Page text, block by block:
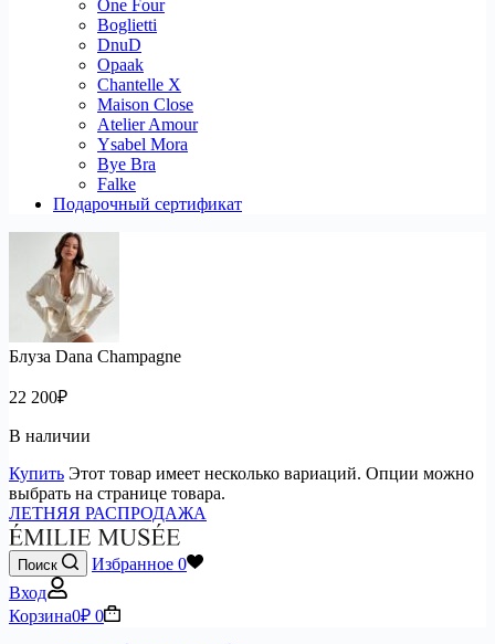
One Four
Boglietti
DnuD
Opaak
Chantelle X
Maison Close
Atelier Amour
Ysabel Mora
Bye Bra
Falke
Подарочный сертификат
Блуза Dana Champagne
22 200₽
В наличии
Купить Этот товар имеет несколько вариаций. Опции можно
выбрать на странице товара.
ЛЕТНЯЯ РАСПРОДАЖА
Поиск Избранное 0
Вход
Корзина0₽ 0